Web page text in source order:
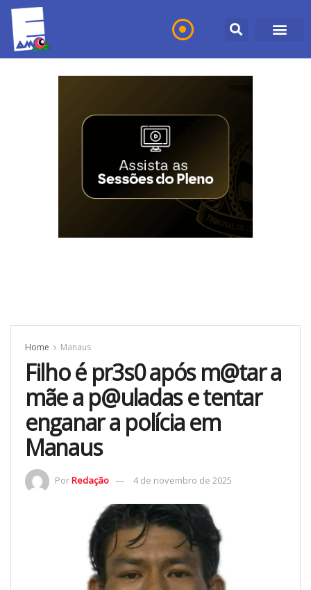
Home Manaus
Filho é pr3s0 após m@tar a
mãe a p@uladas e tentar
enganar a polícia em
Manaus
PorRedação 4 de novembro de 2025